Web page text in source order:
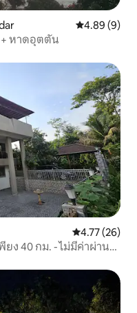
คะแนนเฉลี่ย
4.89 (9)
+ หาดอุตตัน
คะแนนเฉลี่ย
4.77 (26)
ยง 40 กม. - ไม่มีค่าผ่าน